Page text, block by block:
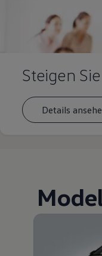
Steigen
Details